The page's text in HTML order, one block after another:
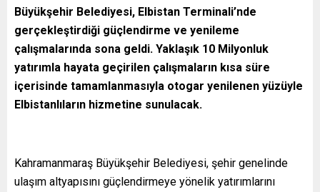
Büyükşehir Belediyesi, Elbistan Terminali’nde
gerçekleştirdiği güçlendirme ve yenileme
çalışmalarında sona geldi. Yaklaşık 10 Milyonluk
yatırımla hayata geçirilen çalışmaların kısa süre
içerisinde tamamlanmasıyla otogar yenilenen yüzüyle
Elbistanlıların hizmetine sunulacak.
Kahramanmaraş Büyükşehir Belediyesi, şehir genelinde
ulaşım altyapısını güçlendirmeye yönelik yatırımlarını